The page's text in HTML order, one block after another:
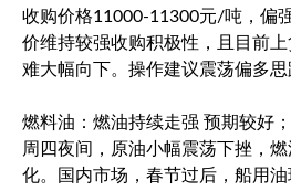
收购价格11000-11300元/吨，偏
价维持较强收购积极性，且目前
难大幅向下。操作建议震荡偏多思
燃料油：燃油持续走强 预期较好；
周四夜间，原油小幅震荡下挫，
化。国内市场，春节过后，船用